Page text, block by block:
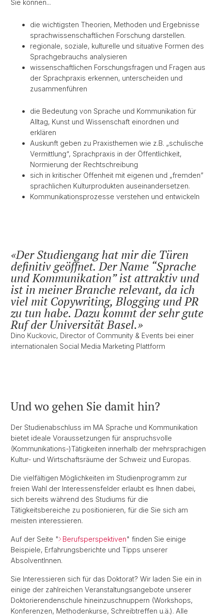
Sie können...
die wichtigsten Theorien, Methoden und Ergebnisse
sprachwissenschaftlichen Forschung darstellen.
regionale, soziale, kulturelle und situative Formen des
Sprachgebrauchs analysieren
wissenschaftlichen Forschungsfragen und Fragen aus
der Sprachpraxis erkennen, unterscheiden und
zusammenführen
die Bedeutung von Sprache und Kommunikation für
Alltag, Kunst und Wissenschaft einordnen und
erklären
Auskunft geben zu Praxisthemen wie z.B. „schulische
Vermittlung“, Sprachpraxis in der Öffentlichkeit,
Normierung der Rechtschreibung
sich in kritischer Offenheit mit eigenen und „fremden”
sprachlichen Kulturprodukten auseinandersetzen.
Kommunikationsprozesse verstehen und entwickeln
Der Studiengang hat mir die Türen
definitiv geöffnet. Der Name “Sprache
und Kommunikation” ist attraktiv und
ist in meiner Branche relevant, da ich
viel mit Copywriting, Blogging und PR
zu tun habe. Dazu kommt der sehr gute
Ruf der Universität Basel.
Dino Kuckovic, Director of Community & Events bei einer
internationalen Social Media Marketing Plattform
Und wo gehen Sie damit hin?
Der Studienabschluss im MA Sprache und Kommunikation
bietet ideale Voraussetzungen für anspruchsvolle
(Kommunikations-)Tätigkeiten innerhalb der mehrsprachigen
Kultur- und Wirtschaftsräume der Schweiz und Europas.
Die vielfältigen Möglichkeiten im Studienprogramm zur
freien Wahl der Interessensfelder erlaubt es Ihnen dabei,
sich bereits während des Studiums für die
Tätigkeitsbereiche zu positionieren, für die Sie sich am
meisten interessieren.
Auf der Seite " Berufsperspektiven" finden Sie einige
Beispiele, Erfahrungsberichte und Tipps unserer
AbsolventInnen.
Sie Interessieren sich für das Doktorat? Wir laden Sie ein in
einige der zahlreichen Veranstaltungsangebote unserer
Doktorierendenschule hineinzuschnuppern (Workshops,
Konferenzen, Methodenkurse, Schreibtreffen u.ä.). Alle